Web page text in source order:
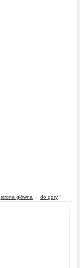
strona główna - do góry ^